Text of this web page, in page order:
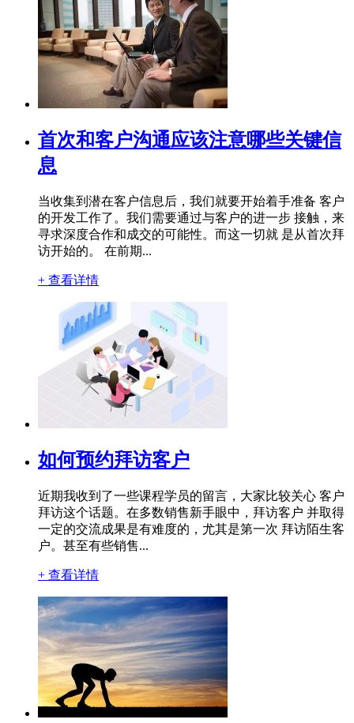
首次和客户沟通应该注意哪些关键信
息
当收集到潜在客户信息后，我们就要开始着手准备 客户
的开发工作了。我们需要通过与客户的进一步 接触，来
寻求深度合作和成交的可能性。而这一切就 是从首次拜
访开始的。 在前期...
+ 查看详情
如何预约拜访客户
近期我收到了一些课程学员的留言，大家比较关心 客户
拜访这个话题。在多数销售新手眼中，拜访客户 并取得
一定的交流成果是有难度的，尤其是第一次 拜访陌生客
户。甚至有些销售...
+ 查看详情